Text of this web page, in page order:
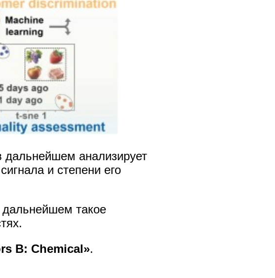
дальнейшем анализирует
и степени его
дальнейшем такое
B: Chemical».